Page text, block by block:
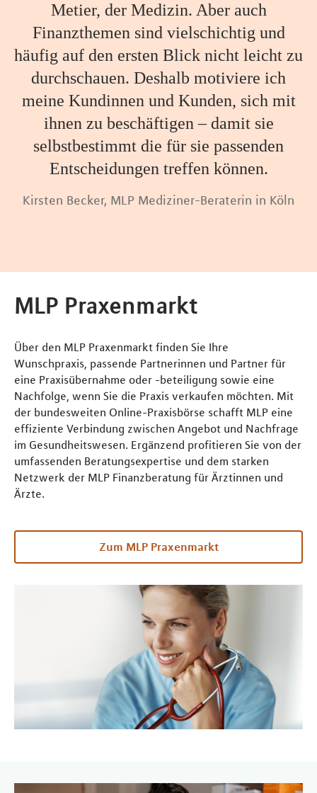
Metier, der Medizin. Aber auch
Finanzthemen sind vielschichtig und
häufig auf den ersten Blick nicht leicht zu
durchschauen. Deshalb motiviere ich
meine Kundinnen und Kunden, sich mit
ihnen zu beschäftigen – damit sie
selbstbestimmt die für sie passenden
Entscheidungen treffen können.
Kirsten Becker, MLP Mediziner-Beraterin in Köln
MLP Praxenmarkt
Über den MLP Praxenmarkt finden Sie Ihre
Wunschpraxis, passende Partnerinnen und Partner für
eine Praxisübernahme oder -beteiligung sowie eine
Nachfolge, wenn Sie die Praxis verkaufen möchten. Mit
der bundesweiten Online-Praxisbörse schafft MLP eine
effiziente Verbindung zwischen Angebot und Nachfrage
im Gesundheitswesen. Ergänzend profitieren Sie von der
umfassenden Beratungsexpertise und dem starken
Netzwerk der MLP Finanzberatung für Ärztinnen und
Ärzte.
Zum MLP Praxenmarkt